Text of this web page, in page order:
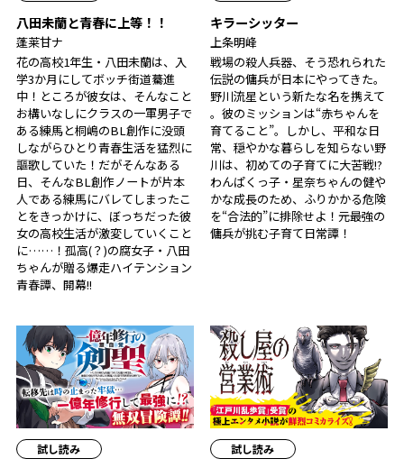
八田未蘭と青春に上等！！
蓬莱甘ナ
花の高校1年生・八田未蘭は、入
学3か月にしてボッチ街道驀進
中！ところが彼女は、そんなこと
お構いなしにクラスの一軍男子で
ある練馬と桐嶋のBL創作に没頭
しながらひとり青春生活を猛烈に
謳歌していた！だがそんなある
日、そんなBL創作ノートが片本
人である練馬にバレてしまったこ
とをきっかけに、ぼっちだった彼
女の高校生活が激変していくこと
に……！孤高(？)の腐女子・八田
ちゃんが贈る爆走ハイテンション
青春譚、開幕!!
キラーシッター
上条明峰
戦場の殺人兵器、そう恐れられた
伝説の傭兵が日本にやってきた。
野川流星という新たな名を携えて
――。彼のミッションは“赤ちゃんを
育てること”。しかし、平和な日
常、穏やかな暮らしを知らない野
川は、初めての子育てに大苦戦!?
わんぱくっ子・星奈ちゃんの健や
かな成長のため、ふりかかる危険
を“合法的”に排除せよ！元最強の
傭兵が挑む子育て日常譚！
試し読み 試し読み